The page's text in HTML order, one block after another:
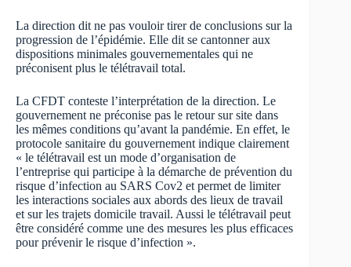
La direction dit ne pas vouloir tirer de conclusions sur la
progression de l’épidémie. Elle dit se cantonner aux
dispositions minimales gouvernementales qui ne
préconisent plus le télétravail total.
La CFDT conteste l’interprétation de la direction. Le
gouvernement ne préconise pas le retour sur site dans
les mêmes conditions qu’avant la pandémie. En effet, le
protocole sanitaire du gouvernement indique clairement
« le télétravail est un mode d’organisation de
l’entreprise qui participe à la démarche de prévention du
risque d’infection au SARS Cov2 et permet de limiter
les interactions sociales aux abords des lieux de travail
et sur les trajets domicile travail. Aussi le télétravail peut
être considéré comme une des mesures les plus efficaces
pour prévenir le risque d’infection ».